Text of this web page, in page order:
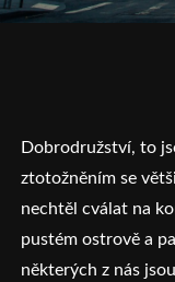
Dobrodružství, to
ztotožněním se
nechtěl cválat na
pustém ostrově a
některých z nás jsou